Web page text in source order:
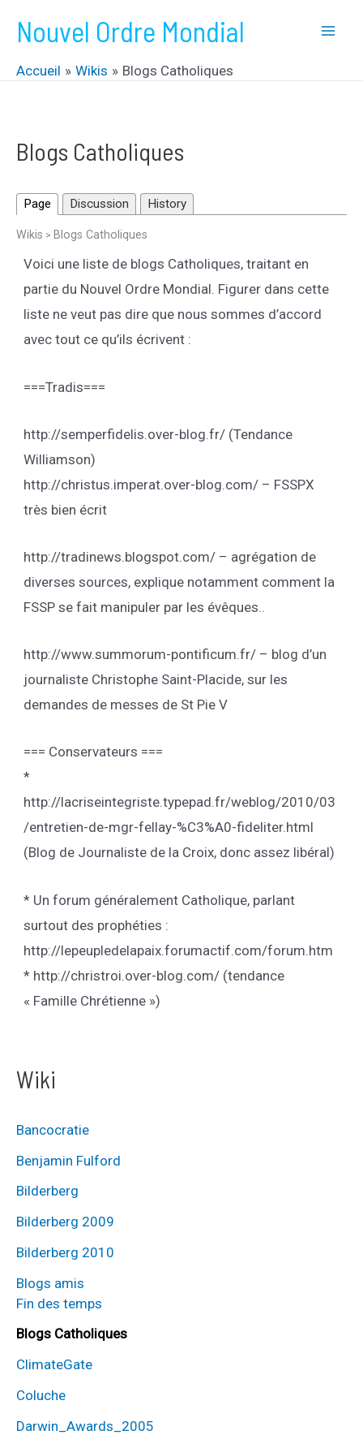
contenu
Nouvel Ordre Mondial
Accueil Wikis Blogs Catholiques
Wiki
Bancocratie
Benjamin Fulford
Bilderberg
Bilderberg 2009
Bilderberg 2010
Blogs amis
Fin des temps
Blogs Catholiques
ClimateGate
Coluche
Darwin_Awards_2005
Blogs Catholiques
Page Discussion History
Wikis > Blogs Catholiques
Voici une liste de blogs Catholiques, traitant en
partie du Nouvel Ordre Mondial. Figurer dans cette
liste ne veut pas dire que nous sommes d’accord
avec tout ce qu’ils écrivent :
===Tradis===
http://semperfidelis.over-blog.fr/ (Tendance
Williamson)
http://christus.imperat.over-blog.com/ – FSSPX
très bien écrit
http://tradinews.blogspot.com/ – agrégation de
diverses sources, explique notamment comment la
FSSP se fait manipuler par les évêques..
http://www.summorum-pontificum.fr/ – blog d’un
journaliste Christophe Saint-Placide, sur les
demandes de messes de St Pie V
=== Conservateurs ===
*
http://lacriseintegriste.typepad.fr/weblog/2010/03
/entretien-de-mgr-fellay-%C3%A0-fideliter.html
(Blog de Journaliste de la Croix, donc assez libéral)
* Un forum généralement Catholique, parlant
surtout des prophéties :
http://lepeupledelapaix.forumactif.com/forum.htm
* http://christroi.over-blog.com/ (tendance
« Famille Chrétienne »)